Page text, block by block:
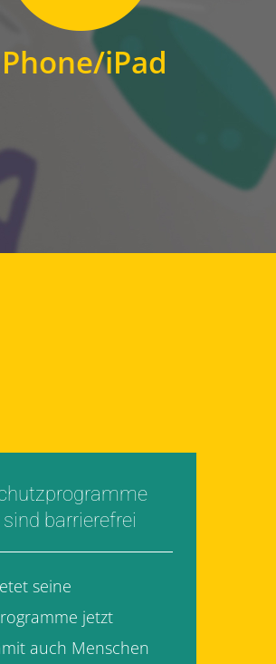
iPad
Zum Download
für iPhone und iPad
barrierefrei
seine
jetzt
auch Menschen